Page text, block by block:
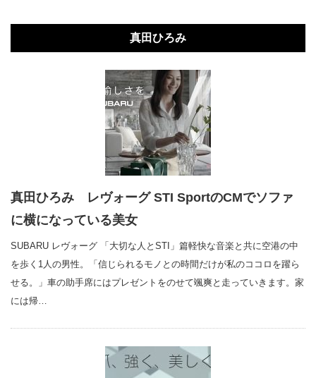
真田ひろみ
真田ひろみ レヴォーグ STI SportのCMでソファ
に横になっている美女
SUBARU レヴォーグ 「大切な人とSTI」篇軽快な音楽と共に空港の中
を歩く1人の男性。「信じられるモノとの時間だけが私のココロを躍ら
せる。」車の助手席にはプレゼントをのせて颯爽と走っていきます。家
には帰…